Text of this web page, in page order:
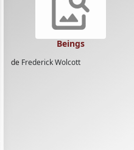
de Frederick Wolcott
Beings